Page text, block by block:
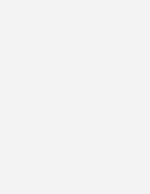
mit dem
Sie regelmäßig von uns